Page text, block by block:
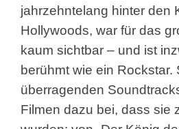
jahrzehntelang hinter den
Hollywoods, war für das
kaum sichtbar – und ist
berühmt wie ein Rockstar.
überragenden
Filmen dazu bei, dass sie